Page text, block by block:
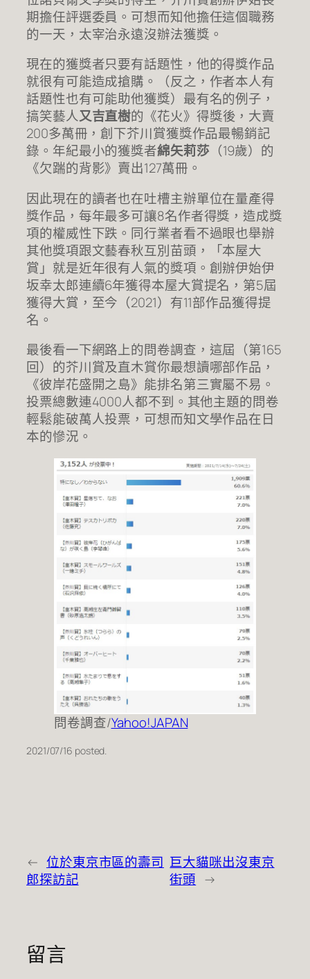
期擔任評選委員。可想而知他擔任這個職務
的一天，太宰治永遠沒辦法獲獎。
現在的獲獎者只要有話題性，他的得獎作品
就很有可能造成搶購。（反之，作者本人有
話題性也有可能助他獲獎）最有名的例子，
搞笑藝人又吉直樹的《花火》得獎後，大賣
200多萬冊，創下芥川賞獲獎作品最暢銷記
錄。年紀最小的獲獎者綿矢莉莎 （19歲）的
《欠踹的背影》賣出127萬冊。
因此現在的讀者也在吐槽主辦單位在量產得
獎作品，每年最多可讓8名作者得獎，造成獎
項的權威性下跌。同行業者看不過眼也舉辦
其他獎項跟文藝春秋互別苗頭，「本屋大
賞」就是近年很有人氣的獎項。創辦伊始伊
坂幸太郎連續6年獲得本屋大賞提名，第5屆
獲得大賞，至今（2021）有11部作品獲得提
名。
最後看一下網路上的問卷調查，這屆（第165
回）的芥川賞及直木賞你最想讀哪部作品，
《彼岸花盛開之島》能排名第三實屬不易。
投票總數連4000人都不到。其他主題的問卷
輕鬆能破萬人投票，可想而知文學作品在日
本的慘況。
問卷調查/Yahoo!JAPAN
2021/07/16 posted.
← 位於東京市區的壽司
郎探訪記
巨大貓咪出沒東京
街頭 →
留言